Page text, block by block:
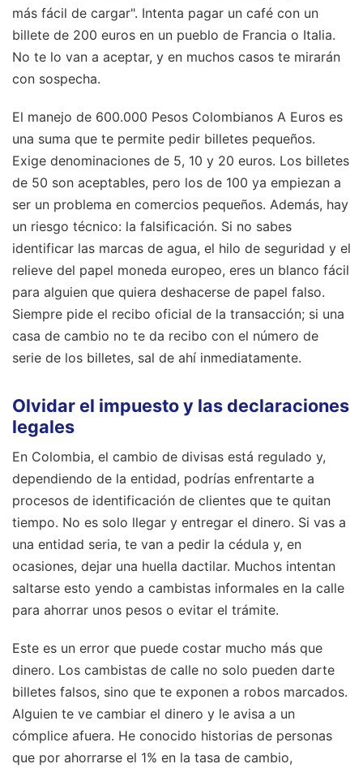
más fácil de cargar". Intenta pagar un café con un
billete de 200 euros en un pueblo de Francia o Italia.
No te lo van a aceptar, y en muchos casos te mirarán
con sospecha.
El manejo de 600.000 Pesos Colombianos A Euros es
una suma que te permite pedir billetes pequeños.
Exige denominaciones de 5, 10 y 20 euros. Los billetes
de 50 son aceptables, pero los de 100 ya empiezan a
ser un problema en comercios pequeños. Además, hay
un riesgo técnico: la falsificación. Si no sabes
identificar las marcas de agua, el hilo de seguridad y el
relieve del papel moneda europeo, eres un blanco fácil
para alguien que quiera deshacerse de papel falso.
Siempre pide el recibo oficial de la transacción; si una
casa de cambio no te da recibo con el número de
serie de los billetes, sal de ahí inmediatamente.
Olvidar el impuesto y las declaraciones
legales
En Colombia, el cambio de divisas está regulado y,
dependiendo de la entidad, podrías enfrentarte a
procesos de identificación de clientes que te quitan
tiempo. No es solo llegar y entregar el dinero. Si vas a
una entidad seria, te van a pedir la cédula y, en
ocasiones, dejar una huella dactilar. Muchos intentan
saltarse esto yendo a cambistas informales en la calle
para ahorrar unos pesos o evitar el trámite.
Este es un error que puede costar mucho más que
dinero. Los cambistas de calle no solo pueden darte
billetes falsos, sino que te exponen a robos marcados.
Alguien te ve cambiar el dinero y le avisa a un
cómplice afuera. He conocido historias de personas
que por ahorrarse el 1% en la tasa de cambio,